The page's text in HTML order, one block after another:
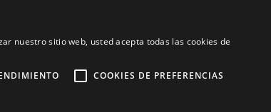
Monlau, 29 - C.P.: 08027
nuestro sitio web, usted acepta todas las cookies de
COOKIES DE PREFERENCIAS